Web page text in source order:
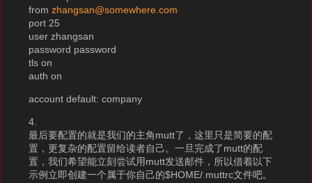
fromzhangsan@somewhere.com
port 25
user zhangsan
password password
tls on
auth on
account default: company
4.
最后要配置的就是我们的主角mutt了，这里只是简要的配
置，更复杂的配置留给读者自己。一旦完成了mutt的配
置，我们希望能立刻尝试用mutt发送邮件，所以借着以下
示例立即创建一个属于你自己的$HOME/.muttrc文件吧。